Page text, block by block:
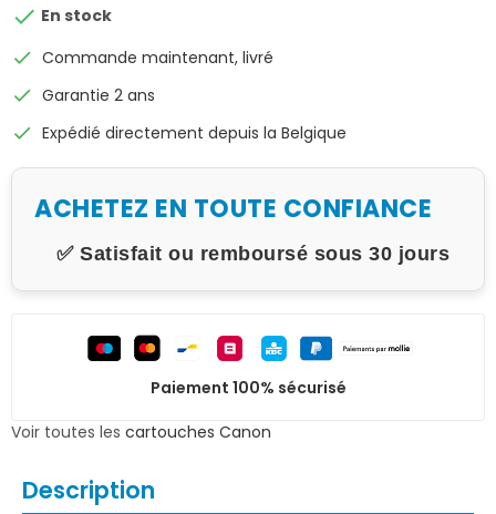
 En stock
check Commande maintenant, livré
check Garantie 2 ans
check Expédié directement depuis la Belgique
ACHETEZ EN TOUTE CONFIANCE
✅ Satisfait ou remboursé sous 30 jours
Paiement 100% sécurisé
Voir toutes les cartouches Canon
Description